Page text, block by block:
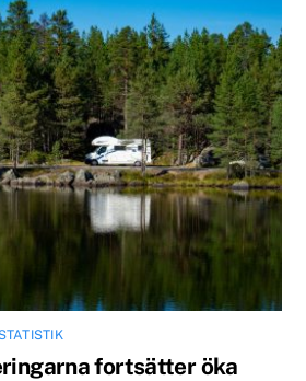
STATISTIK
fortsätter öka